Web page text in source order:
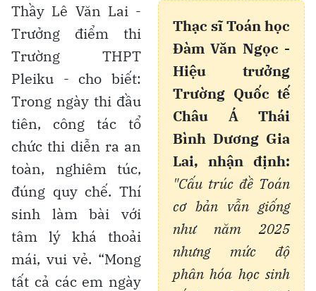
Thạc sĩ Toán học
Đàm Văn Ngọc -
Hiệu trưởng
Trường Quốc tế
Châu Á Thái
Bình Dương Gia
Lai, nhận định:
"Cấu trúc đề Toán
cơ bản vẫn giống
như năm 2025
nhưng mức độ
phân hóa học sinh
Thầy Lê Văn Lai -
Trưởng điểm thi
Trường THPT
Pleiku - cho biết:
Trong ngày thi đầu
tiên, công tác tổ
chức thi diễn ra an
toàn, nghiêm túc,
đúng quy chế. Thí
sinh làm bài với
tâm lý khá thoải
mái, vui vẻ. “Mong
tất cả các em ngày